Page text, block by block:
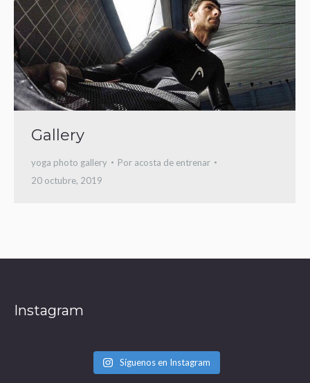
Gallery
yoga photo gallery Por acosta de entrenar
20 octubre, 2019
Instagram
Síguenos en Instagram